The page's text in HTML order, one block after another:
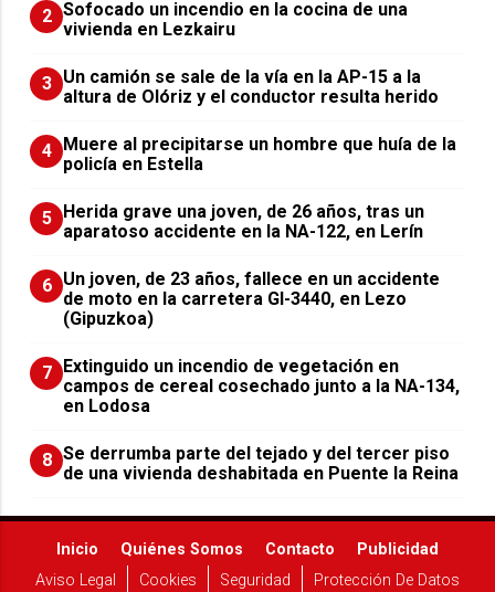
2 Sofocado un incendio en la cocina de una
vivienda en Lezkairu
3 Un camión se sale de la vía en la AP-15 a la
altura de Olóriz y el conductor resulta herido
4 Muere al precipitarse un hombre que huía de la
policía en Estella
5 Herida grave una joven, de 26 años, tras un
aparatoso accidente en la NA-122, en Lerín
6 Un joven, de 23 años, fallece en un accidente
de moto en la carretera GI-3440, en Lezo
(Gipuzkoa)
7 Extinguido un incendio de vegetación en
campos de cereal cosechado junto a la NA-134,
en Lodosa
8 Se derrumba parte del tejado y del tercer piso
de una vivienda deshabitada en Puente la Reina
Inicio Quiénes Somos Contacto
Publicidad
Aviso Legal
Cookies Seguridad Protección De Datos